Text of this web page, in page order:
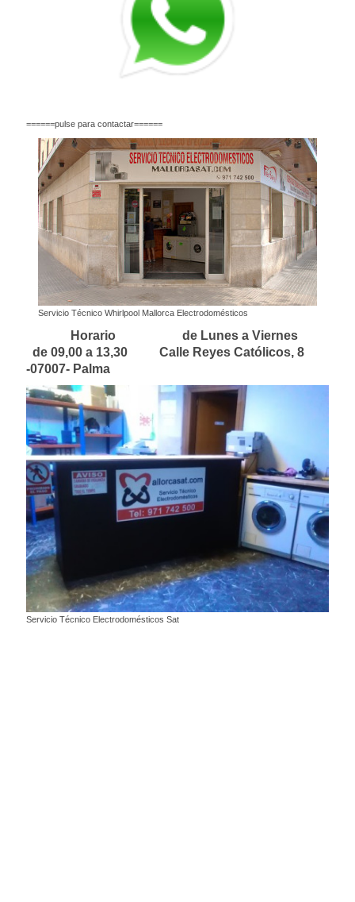
======pulse para contactar======
Servicio Técnico Whirlpool Mallorca Electrodomésticos
Horario de Lunes a Viernes
de 09,00 a 13,30 Calle Reyes Católicos, 8
-07007- Palma
Servicio Técnico Electrodomésticos Sat